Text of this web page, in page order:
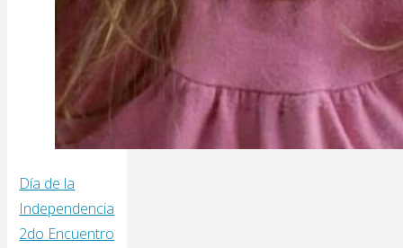
Día de la
Independencia
2do Encuentro